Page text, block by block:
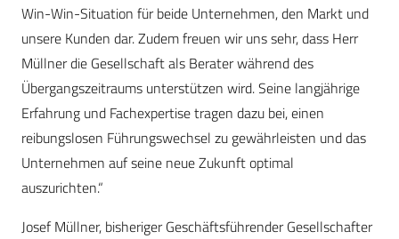
Win-Win-Situation für beide Unternehmen, den Markt und
unsere Kunden dar. Zudem freuen wir uns sehr, dass Herr
Müllner die Gesellschaft als Berater während des
Übergangszeitraums unterstützen wird. Seine langjährige
Erfahrung und Fachexpertise tragen dazu bei, einen
reibungslosen Führungswechsel zu gewährleisten und das
Unternehmen auf seine neue Zukunft optimal
auszurichten.“
Josef Müllner, bisheriger Geschäftsführender Gesellschafter